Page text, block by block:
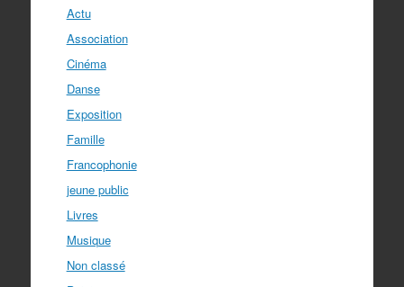
Actu
Association
Cinéma
Danse
Exposition
Famille
Francophonie
jeune public
Livres
Musique
Non classé